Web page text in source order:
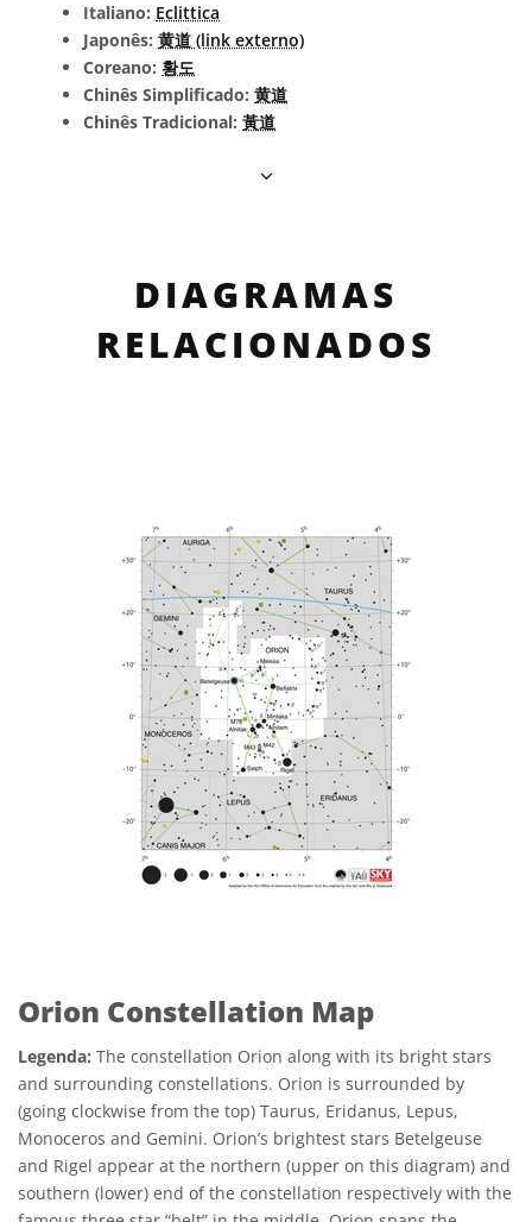
Italiano: Eclittica
Japonês: 黄道 (link externo)
Coreano: 황도
Chinês Simplificado: 黄道
Chinês Tradicional: 黃道
DIAGRAMAS
RELACIONADOS
Orion Constellation Map
Legenda: The constellation Orion along with its bright stars
and surrounding constellations. Orion is surrounded by
(going clockwise from the top) Taurus, Eridanus, Lepus,
Monoceros and Gemini. Orion’s brightest stars Betelgeuse
and Rigel appear at the northern (upper on this diagram) and
southern (lower) end of the constellation respectively with the